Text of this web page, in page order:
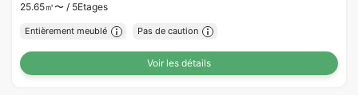
25.65㎡〜 / 5Etages
Entièrement meublé Pas de caution
Voir les détails